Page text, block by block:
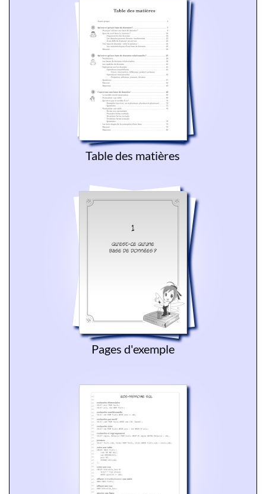
Table des matières
Pages d'exemple